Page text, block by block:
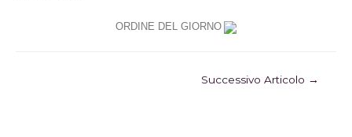
ORDINE DEL GIORNO
Successivo Articolo →